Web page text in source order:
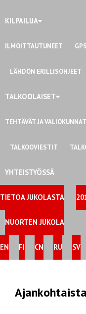
KILPAILIJA
ILMOITTAUTUNEET
LÄHDÖN ERILLISOHJEET
TALKOOLAISET
TEHTÄVÄT JA VALIOKUNNAT
TALKOOVIESTIT
YHTEISTYÖSSÄ
TIETOA JUKOLASTA
NUORTEN JUKOLA
EN FI CN RU SV
Ajankohtaista